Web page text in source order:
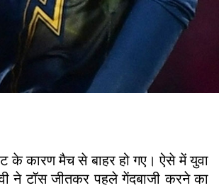
के कारण मैच से बाहर हो गए। ऐसे में युवा
ने टॉस जीतकर पहले गेंदबाजी करने का